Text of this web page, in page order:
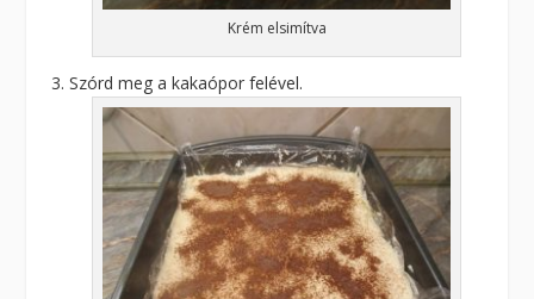
Krém elsimítva
Szórd meg a kakaópor felével.